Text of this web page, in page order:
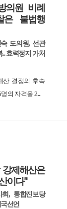
의원 비례
은 불법행
도의원, 선관
효력정지 가처
산 결정의 후속
의 자격을 2...
제해산은
이다"
, 통합진보당
선언